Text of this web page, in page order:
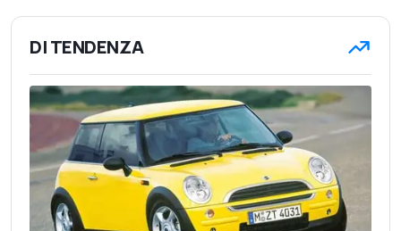
DI TENDENZA